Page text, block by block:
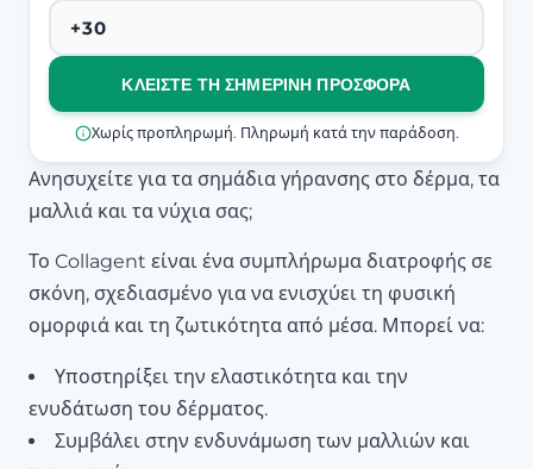
ΚΛΕΊΣΤΕ ΤΗ ΣΗΜΕΡΙΝΉ ΠΡΟΣΦΟΡΆ
Χωρίς προπληρωμή. Πληρωμή κατά την παράδοση.
Ανησυχείτε για τα σημάδια γήρανσης στο δέρμα, τα
μαλλιά και τα νύχια σας;
Το Collagent είναι ένα συμπλήρωμα διατροφής σε
σκόνη, σχεδιασμένο για να ενισχύει τη φυσική
ομορφιά και τη ζωτικότητα από μέσα. Μπορεί να:
Υποστηρίξει την ελαστικότητα και την
ενυδάτωση του δέρματος.
Συμβάλει στην ενδυνάμωση των μαλλιών και